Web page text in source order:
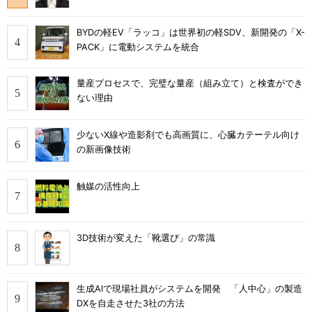
BYDの軽EV「ラッコ」は世界初の軽SDV、新開発の「X-
PACK」に電動システムを統合
量産プロセスで、完璧な量産（組み立て）と検査ができ
ない理由
少ないX線や造影剤でも高画質に、心臓カテーテル向け
の新画像技術
触媒の活性向上
3D技術が変えた「靴選び」の常識
生成AIで現場社員がシステムを開発 「人中心」の製造
DXを自走させた3社の方法